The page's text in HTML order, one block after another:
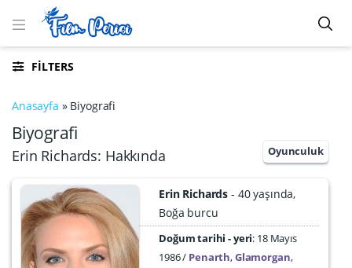
FILTERS
Anasayfa » Biyografi
Biyografi
Erin Richards: Hakkında Oyunculuk
Erin Richards 40 yaşında
Boğa burcu
Doğum tarihi - yeri 18 Mayıs
1986
Penarth,Glamorgan,